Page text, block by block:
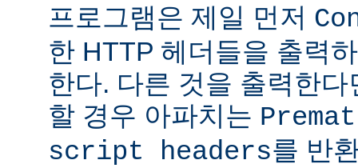
프로그램은 제일 먼저
한 HTTP 헤더들을 출력
한다. 다른 것을 출력한
할 경우 아파치는
script headers를 반